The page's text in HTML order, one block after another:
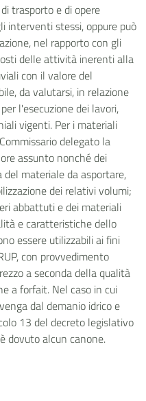
trasporto e di opere
interventi stessi, oppure può
nel rapporto con gli
delle attività inerenti alla
con il valore del
da valutarsi, in relazione
l'esecuzione dei lavori,
vigenti. Per i materiali
delegato la
assunto nonché dei
materiale da asportare,
dei relativi volumi;
abbattuti e dei materiali
e caratteristiche dello
essere utilizzabili ai fini
con provvedimento
a seconda della qualità
a forfait. Nel caso in cui
dal demanio idrico e
13 del decreto legislativo
dovuto alcun canone.